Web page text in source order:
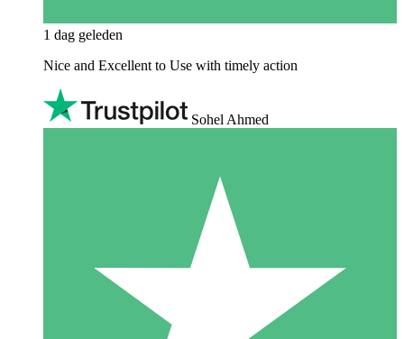
1 dag geleden
Nice and Excellent to Use with timely action
Sohel Ahmed